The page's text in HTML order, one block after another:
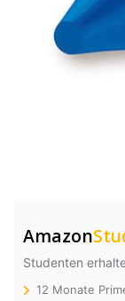
Amazon
Studenten
12 Monate